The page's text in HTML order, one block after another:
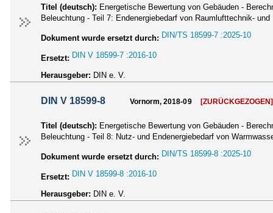
Titel (deutsch): Energetische Bewertung von Gebäuden -
Beleuchtung - Teil 7: Endenergiebedarf von Raumlufttechnik-
Dokument wurde ersetzt durch: DIN/TS 18599-7 :2025-10
Ersetzt: DIN V 18599-7 :2016-10
Herausgeber: DIN e. V.
DIN V 18599-8 Vornorm, 2018-09 [ZURÜCKGEZOGEN]
Titel (deutsch): Energetische Bewertung von Gebäuden -
Beleuchtung - Teil 8: Nutz- und Endenergiebedarf von
Dokument wurde ersetzt durch: DIN/TS 18599-8 :2025-10
Ersetzt: DIN V 18599-8 :2016-10
Herausgeber: DIN e. V.